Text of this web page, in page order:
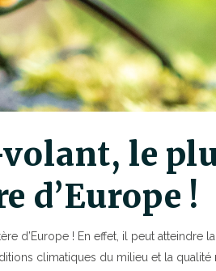
le
d’Europe !
d’Europe ! En effet, il peut atteindre
climatiques du milieu et la